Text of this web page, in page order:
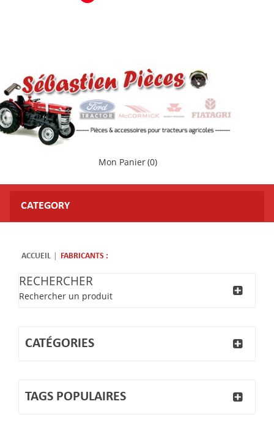
Mon Panier(0)
CATEGORY
ACCUEIL FABRICANTS :
RECHERCHER
Rechercher un produit
CATÉGORIES
TAGS POPULAIRES